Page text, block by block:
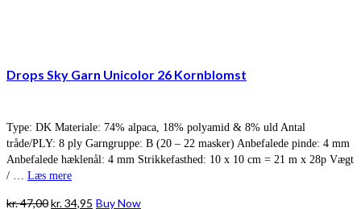
Drops Sky Garn Unicolor 26 Kornblomst
Type: DK Materiale: 74% alpaca, 18% polyamid & 8% uld Antal
tråde/PLY: 8 ply Garngruppe: B (20 – 22 masker) Anbefalede pinde: 4 mm
Anbefalede hæklenål: 4 mm Strikkefasthed: 10 x 10 cm = 21 m x 28p Vægt
/ … Læs mere
kr.47,00Den
kr.34,95 Den
Buy Now